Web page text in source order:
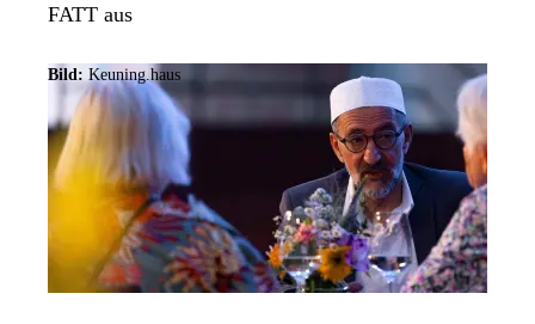
FATT aus
Bild: Keuning.haus